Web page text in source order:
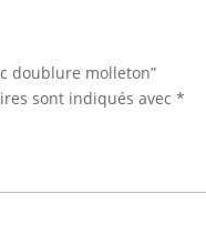
doublure molleton”
sont indiqués avec*